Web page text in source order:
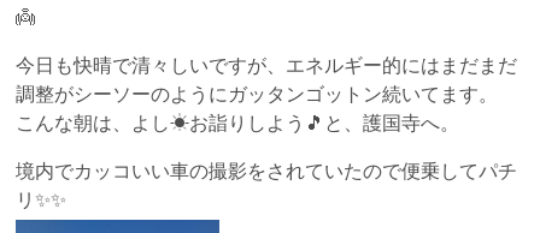
👼
今日も快晴で清々しいですが、エネルギー的にはまだまだ
調整がシーソーのようにガッタンゴットン続いてます。
こんな朝は、よし☀お詣りしよう🎵と、護国寺へ。
境内でカッコいい車の撮影をされていたので便乗してパチ
リ✨✨